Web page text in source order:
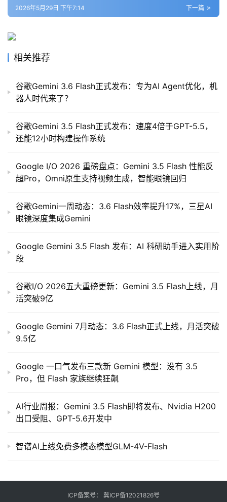
下一篇
2026年5月29日 下午7:14
相关推荐
谷歌Gemini 3.6 Flash正式发布：专为AI Agent优化，机
器人时代来了？
谷歌Gemini 3.5 Flash正式发布：速度4倍于GPT-5.5，
还能12小时构建操作系统
Google I/O 2026 重磅盘点：Gemini 3.5 Flash 性能反
超Pro，Omni原生支持视频生成，智能眼镜回归
谷歌Gemini一周动态：3.6 Flash效率提升17%，三星AI
眼镜深度集成Gemini
Google Gemini 3.5 Flash 发布：AI 科研助手进入实用阶
段
谷歌I/O 2026五大重磅更新：Gemini 3.5 Flash上线，月
活突破9亿
Google Gemini 7月动态：3.6 Flash正式上线，月活突破
9.5亿
Google 一口气发布三款新 Gemini 模型：没有 3.5
Pro，但 Flash 家族继续狂飙
AI行业周报：Gemini 3.5 Flash即将发布、Nvidia H200
出口受阻、GPT-5.6开发中
智谱AI上线免费多模态模型GLM-4V-Flash
ICP备案号： 冀ICP备12021826号